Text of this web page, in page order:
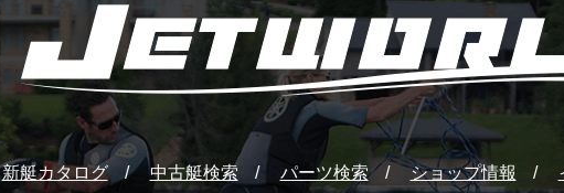
新艇カタログ 中古艇検索 パーツ検索 ショップ情報